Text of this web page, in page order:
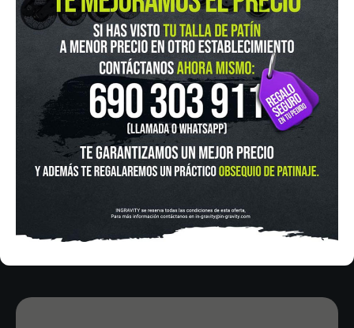
IN-GRAVITY MADRID RETIRO
Pza. Mariano de Cavia, 2
Tel.:915 524 553
in-gravity@in-gravity.com
HORARIO
Lunes a Viernes de 12:00 - 20:30
Sabado De 10:00 - 20:30